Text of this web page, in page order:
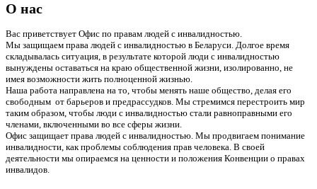
О нас
Вас приветствует Офис по правам людей с инвалидностью.
Мы защищаем права людей с инвалидностью в Беларуси. Долгое время
складывалась ситуация, в результате которой люди с инвалидностью
вынуждены оставаться на краю общественной жизни, изолированно, не
имея возможности жить полноценной жизнью.
Наша работа направлена на то, чтобы менять наше общество, делая его
свободным от барьеров и предрассудков. Мы стремимся перестроить мир
таким образом, чтобы люди с инвалидностью стали равноправными его
членами, включенными во все сферы жизни.
Офис защищает права людей с инвалидностью. Мы продвигаем понимание
инвалидности, как проблемы соблюдения прав человека. В своей
деятельности мы опираемся на ценности и положения Конвенции о правах
инвалидов.